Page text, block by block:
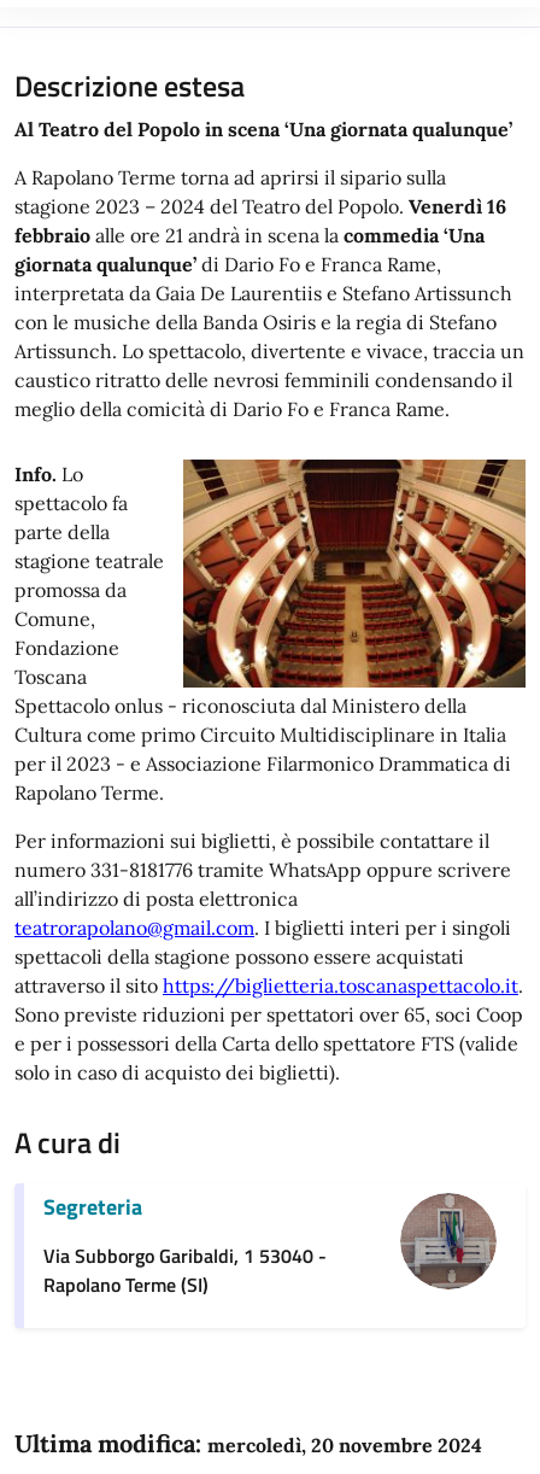
Descrizione estesa
Al Teatro del Popolo in scena ‘Una giornata qualunque’
A Rapolano Terme torna ad aprirsi il sipario sulla
stagione 2023 – 2024 del Teatro del Popolo. Venerdì 16
febbraio alle ore 21 andrà in scena la commedia ‘Una
giornata qualunque’ di Dario Fo e Franca Rame,
interpretata da Gaia De Laurentiis e Stefano Artissunch
con le musiche della Banda Osiris e la regia di Stefano
Artissunch. Lo spettacolo, divertente e vivace, traccia un
caustico ritratto delle nevrosi femminili condensando il
meglio della comicità di Dario Fo e Franca Rame.
Info. Lo
spettacolo fa
parte della
stagione teatrale
promossa da
Comune,
Fondazione
Toscana
Spettacolo onlus - riconosciuta dal Ministero della
Cultura come primo Circuito Multidisciplinare in Italia
per il 2023 - e Associazione Filarmonico Drammatica di
Rapolano Terme.
Per informazioni sui biglietti, è possibile contattare il
numero 331-8181776 tramite WhatsApp oppure scrivere
all’indirizzo di posta elettronica
teatrorapolano@gmail.com. I biglietti interi per i singoli
spettacoli della stagione possono essere acquistati
attraverso il sito https://biglietteria.toscanaspettacolo.it.
Sono previste riduzioni per spettatori over 65, soci Coop
e per i possessori della Carta dello spettatore FTS (valide
solo in caso di acquisto dei biglietti).
A cura di
Segreteria
Via Subborgo Garibaldi, 1 53040 -
Rapolano Terme (SI)
Ultima modifica: mercoledì, 20 novembre 2024